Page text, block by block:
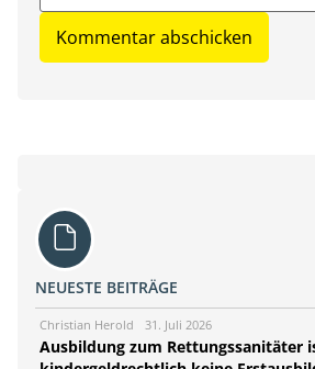
NEUESTE BEITRÄGE
Christian Herold 31. Juli 2026
Ausbildung zum Rettungssanitäter